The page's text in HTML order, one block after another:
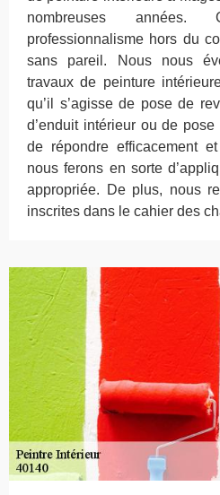
nombreuses
professionnalisme hors du
sans pareil. Nous nous
travaux de peinture
qu’il s’agisse de pose de
d’enduit intérieur ou de
de répondre efficacement
nous ferons en sorte
appropriée. De plus, nous
inscrites dans le cahier des